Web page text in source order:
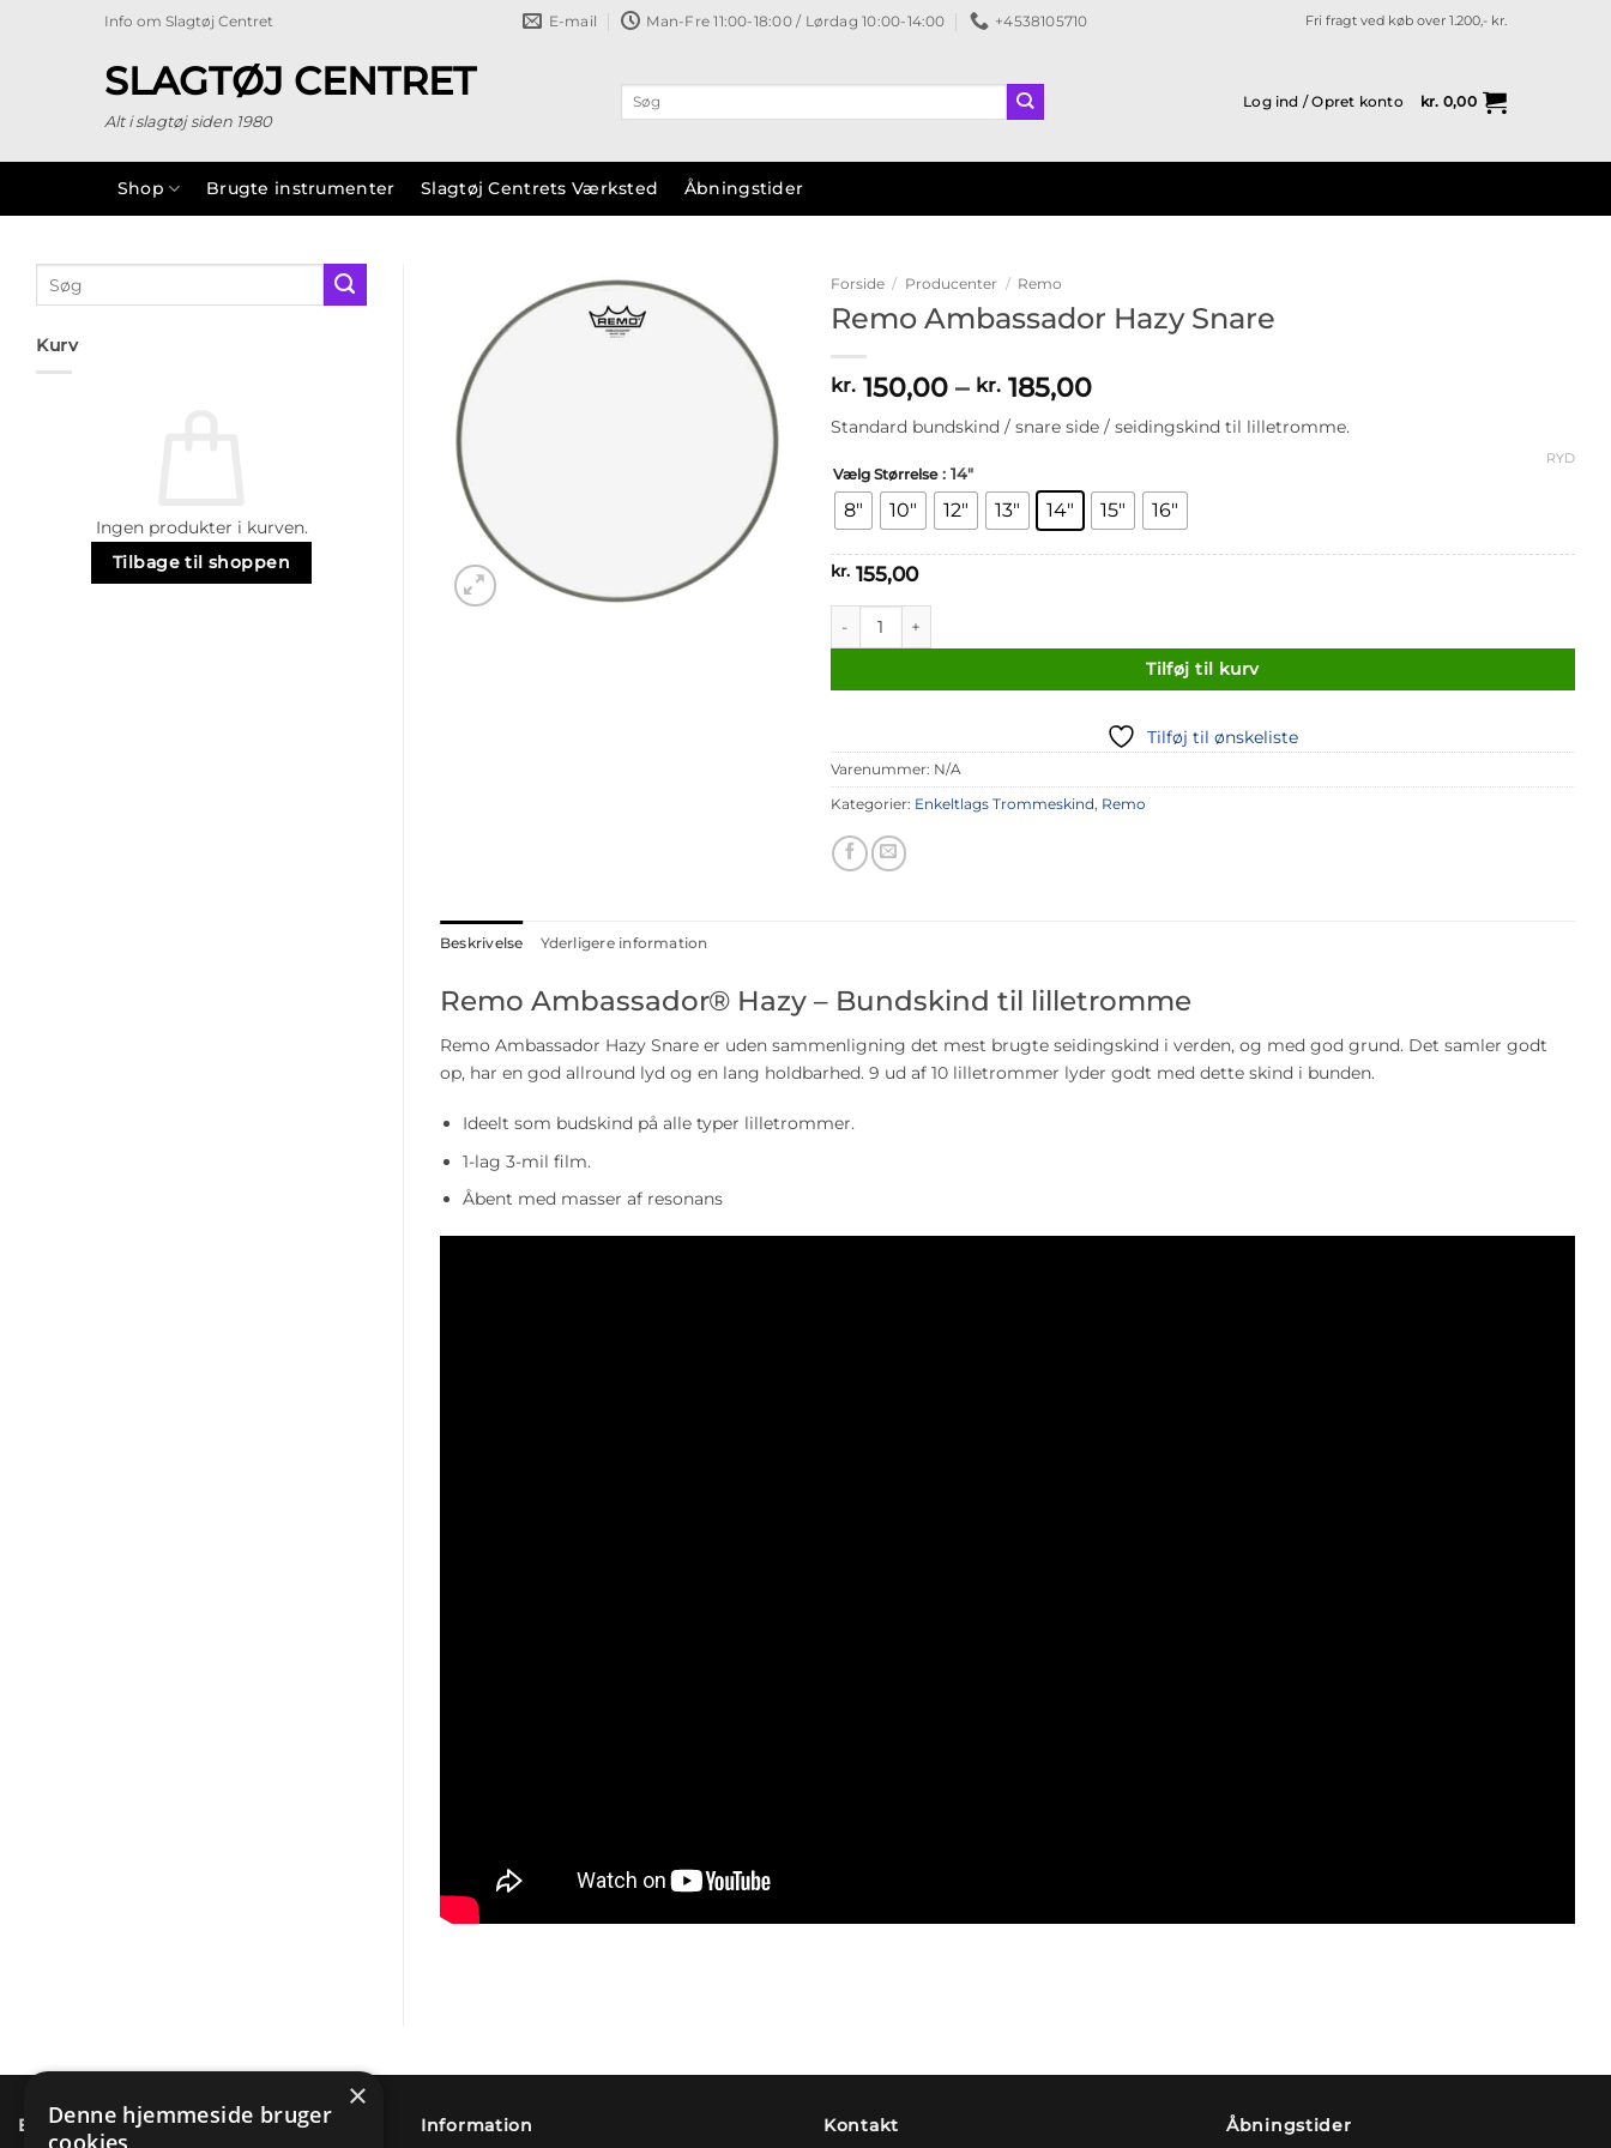
Info om Slagtøj Centret E-mail Man-Fre 11:00-18:00 / Lørdag 10:00-14:00 +4538105710 Fri fragt ved køb over 1.200,- kr.
SLAGTØJ CENTRET
Alt i slagtøj siden 1980
Søg
efter:
Log ind / Opret konto kr. 0,00
Shop Brugte instrumenter Slagtøj Centrets Værksted Åbningstider
efter:
Kurv
Ingen produkter i kurven.
Tilbage til shoppen
Tilføj til
ønskeliste
Forside / Producenter / Remo
Remo Ambassador Hazy Snare
kr.150,00 – kr.185,00Prisinterval:
kr. 150,00
til
Standard bundskind / snare side / seidingskind til lilletromme.
Vælg Størrelse : 14"
8" 10" 12" 13" 14" 15" 16"
RYD
kr.155,00
Tilføj til kurv
Tilføj til ønskeliste
Varenummer: N/A
Kategorier: Enkeltlags Trommeskind, Remo
Beskrivelse Yderligere information
Remo Ambassador® Hazy – Bundskind til lilletromme
Remo Ambassador Hazy Snare er uden sammenligning det mest brugte seidingskind i verden, og med god grund. Det samler godt
op, har en god allround lyd og en lang holdbarhed. 9 ud af 10 lilletrommer lyder godt med dette skind i bunden.
Ideelt som budskind på alle typer lilletrommer.
1-lag 3-mil film.
Åbent med masser af resonans
Betaling & sikkerhed Information Kontakt Åbningstider
×
Denne hjemmeside bruger
cookies